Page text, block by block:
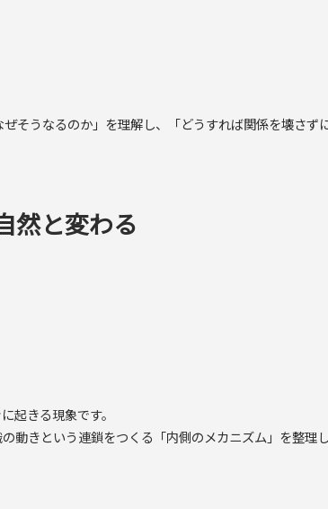
うなるのか」を理解し、「どうすれば関係を壊さず
然と変わる
起きる現象です。
きという連鎖をつくる「内側のメカニズム」を整理